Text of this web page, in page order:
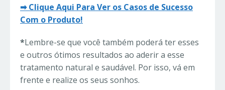
➡ Clique Aqui Para Ver os Casos de Sucesso
Com o Produto!
*Lembre-se que você também poderá ter esses
e outros ótimos resultados ao aderir a esse
tratamento natural e saudável. Por isso, vá em
frente e realize os seus sonhos.